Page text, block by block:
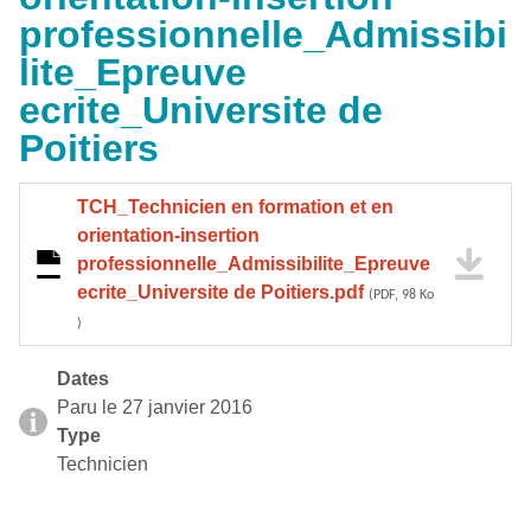
professionnelle_Admissibi
lite_Epreuve
ecrite_Universite de
Poitiers
TCH_Technicien en formation et en
orientation-insertion
professionnelle_Admissibilite_Epreuve
ecrite_Universite de Poitiers.pdf (PDF, 98 Ko
)
Dates
Paru le 27 janvier 2016
Type
Technicien